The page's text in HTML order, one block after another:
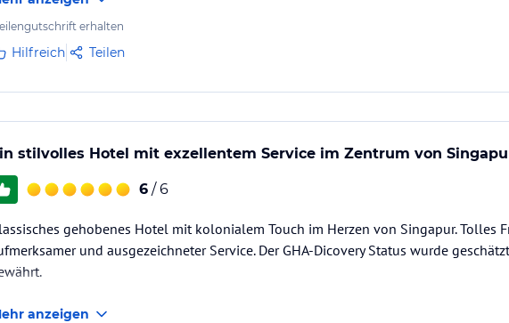
Das mir zugewiesene Zimmer hat mir nicht gefallen. Es ging zu den Arcaden hin
erhalten
Hilfreich Teilen
stilvolles Hotel mit exzellentem Service im Zentrum von
6 / 6
gehobenes Hotel mit kolonialem Touch im Herzen von Singapur. Tolles
und ausgezeichneter Service. Der GHA-Dicovery Status wurde
anzeigen